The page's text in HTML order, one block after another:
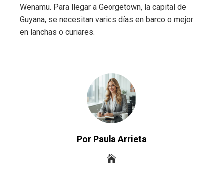
Wenamu. Para llegar a Georgetown, la capital de
Guyana, se necesitan varios días en barco o mejor
en lanchas o curiares.
Por Paula Arrieta